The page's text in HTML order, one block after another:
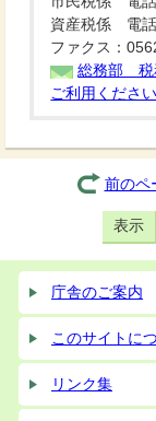
資産税係 電
ファクス：
総務部 税
ご利用ください
前のペ
表示
庁舎のご案内
このサイトに
リンク集